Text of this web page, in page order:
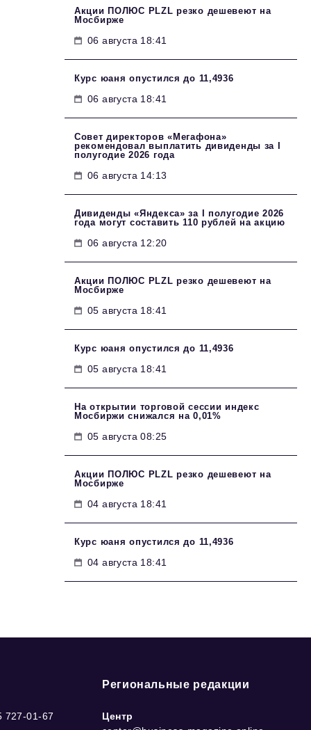
Акции ПОЛЮС PLZL резко дешевеют на
Мосбирже
06 августа 18:41
Курс юаня опустился до 11,4936
06 августа 18:41
Совет директоров «Мегафона»
рекомендовал выплатить дивиденды за I
полугодие 2026 года
06 августа 14:13
Дивиденды «Яндекса» за I полугодие 2026
года могут составить 110 рублей на акцию
06 августа 12:20
Акции ПОЛЮС PLZL резко дешевеют на
Мосбирже
05 августа 18:41
Курс юаня опустился до 11,4936
05 августа 18:41
На открытии торговой сессии индекс
Мосбиржи снижался на 0,01%
05 августа 08:25
Акции ПОЛЮС PLZL резко дешевеют на
Мосбирже
04 августа 18:41
Курс юаня опустился до 11,4936
04 августа 18:41
727-01-67
Региональные редакции
Центр